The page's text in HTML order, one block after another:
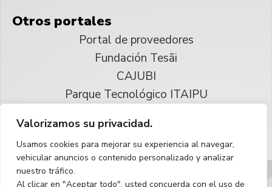
Valorizamos su privacidad.
Usamos cookies para mejorar su experiencia al navegar,
vehicular anuncios o contenido personalizado y analizar
nuestro tráfico.
Al clicar en "Aceptar todo", usted concuerda con el uso de
Otros portales
Portal de proveedores
Fundación Tesãi
CAJUBI
Parque Tecnológico ITAIPU
Reservados todos los derechos
Español